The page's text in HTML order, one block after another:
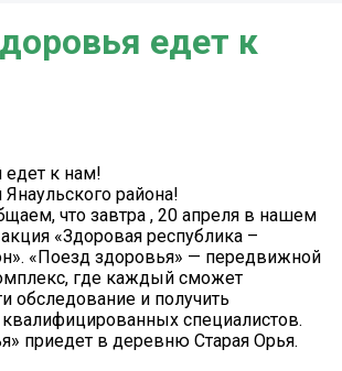
едет к
едет к нам!
района!
что завтра , 20 апреля в нашем
акция «Здоровая республика –
«Поезд здоровья» — передвижной
где каждый сможет
обследование и получить
специалистов.
приедет в деревню Старая Орья.